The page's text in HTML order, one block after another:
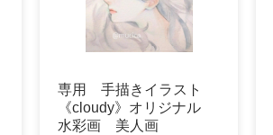
専用 手描きイラスト
《cloudy》オリジナル
水彩画 美人画